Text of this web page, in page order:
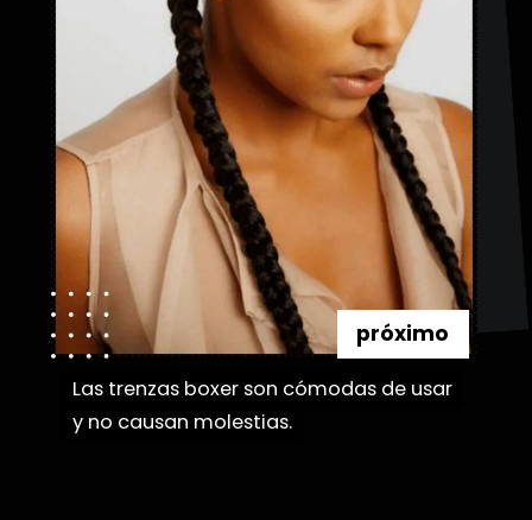
Las trenzas boxer son cómodas de usar
y no causan molestias.
Las trenzas boxer son cómodas de usar
y no causan molestias.
próximo